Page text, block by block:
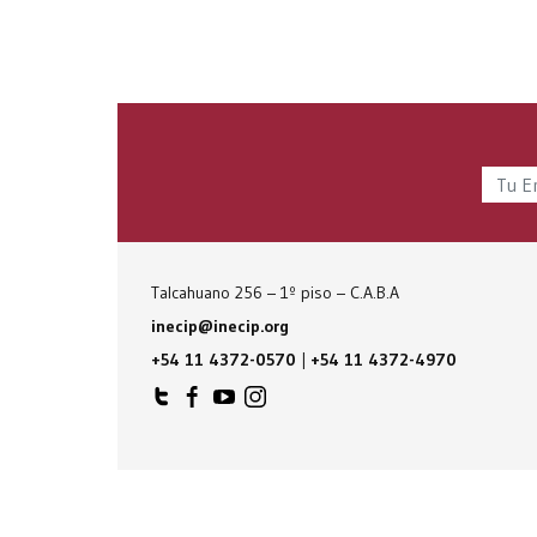
Talcahuano 256 – 1º piso – C.A.B.A
inecip@inecip.org
+54 11 4372-0570 | +54 11 4372-4970